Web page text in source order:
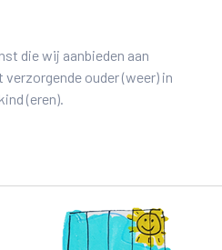
die wij aanbieden aan
ouder (weer) in
(eren).